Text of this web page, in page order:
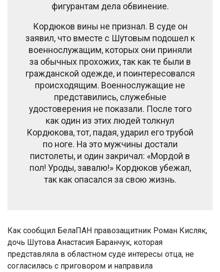
фигурантам дела обвинение.
Кордюков вины не признал. В суде он
заявил, что вместе с Шутовым подошел к
военнослужащим, которых они приняли
за обычных прохожих, так как те были в
гражданской одежде, и поинтересовался
происходящим. Военнослужащие не
представились, служебные
удостоверения не показали. После того
как один из этих людей толкнул
Кордюкова, тот, падая, ударил его трубой
по ноге. На это мужчины достали
пистолеты, и один закричал: «Мордой в
пол! Уроды, завалю!» Кордюков убежал,
так как опасался за свою жизнь.
Как сообщил БелаПАН правозащитник Роман Кисляк,
дочь Шутова Анастасия Баранчук, которая
представляла в областном суде интересы отца, не
согласилась с приговором и направила